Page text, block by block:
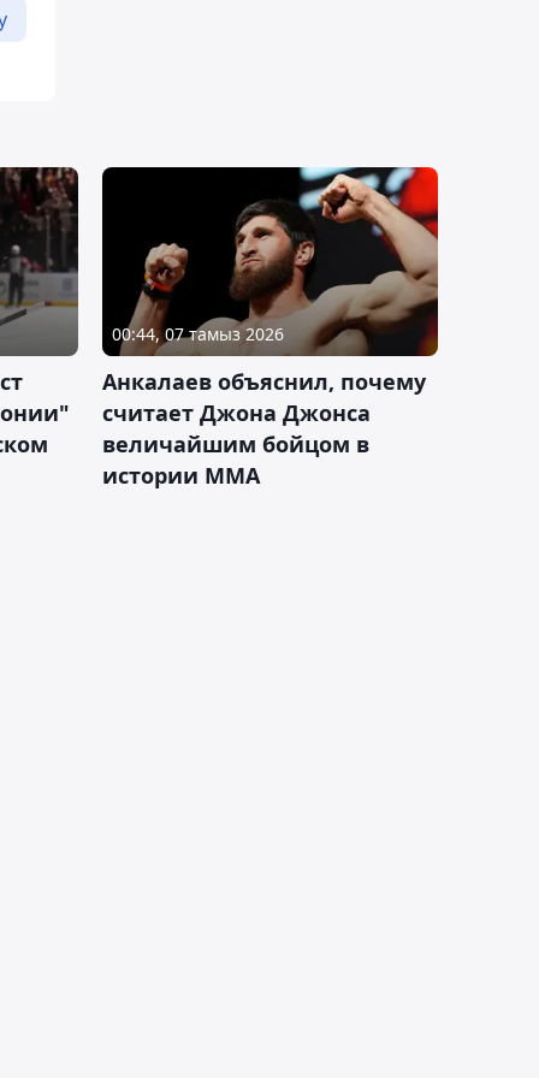
00:44, 07 тамыз 2026
Анкалаев объяснил, почему
считает Джона Джонса
величайшим бойцом в
истории ММА